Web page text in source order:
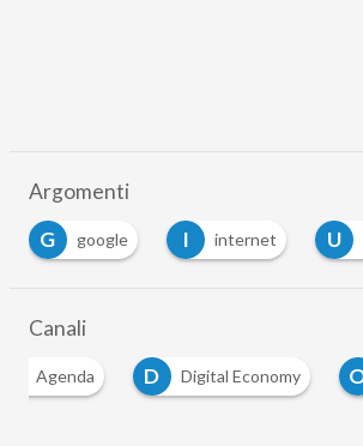
Argomenti
G
google I internet U
Canali
Agenda D Digital Economy